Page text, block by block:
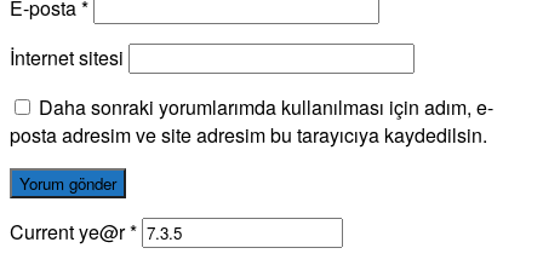
E-posta*
İnternet sitesi
Daha sonraki yorumlarımda kullanılması için adım, e-
posta adresim ve site adresim bu tarayıcıya kaydedilsin.
Current ye@r*